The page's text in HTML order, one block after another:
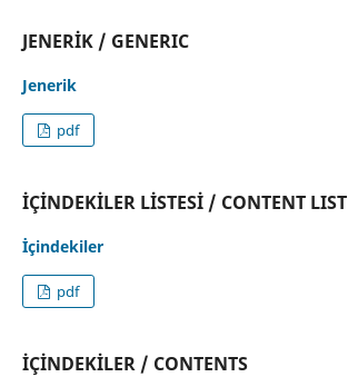
JENERİK / GENERIC
Jenerik
pdf
İÇİNDEKİLER LİSTESİ / CONTENT LIST
İçindekiler
pdf
İÇİNDEKİLER / CONTENTS